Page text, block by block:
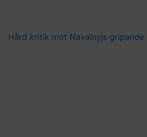
Hård kritik mot Navalnyjs gripande